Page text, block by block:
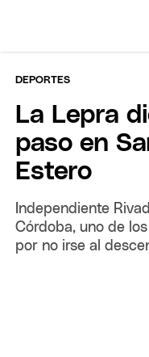
DEPORTES
La Lepra
paso en
Estero
Independiente
Córdoba, uno de
por no irse al